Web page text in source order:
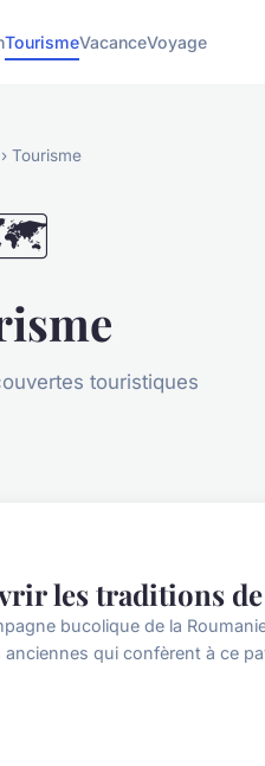
TourismeVacanceVoyage
Tourisme
touristiques
les traditions
bucolique de la
qui confèrent à ce